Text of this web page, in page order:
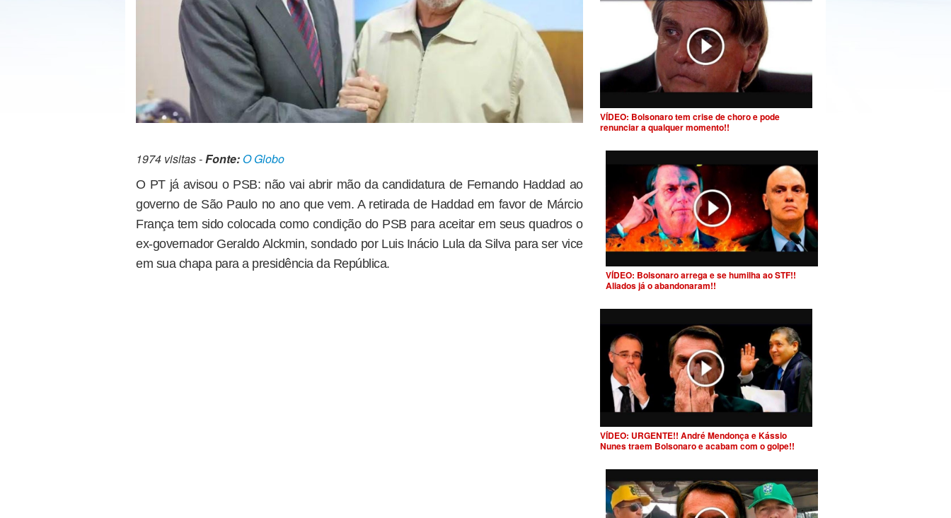
1974 visitas -Fonte:O Globo
O PT já avisou o PSB: não vai abrir mão da candidatura de Fernando Haddad ao
governo de São Paulo no ano que vem. A retirada de Haddad em favor de Márcio
França tem sido colocada como condição do PSB para aceitar em seus quadros o
ex-governador Geraldo Alckmin, sondado por Luis Inácio Lula da Silva para ser vice
em sua chapa para a presidência da República.
VÍDEO: Bolsonaro tem crise de choro e pode
renunciar a qualquer momento!!
VÍDEO: Bolsonaro arrega e se humilha ao STF!!
Aliados já o abandonaram!!
VÍDEO: URGENTE!! André Mendonça e Kássio
Nunes traem Bolsonaro e acabam com o golpe!!